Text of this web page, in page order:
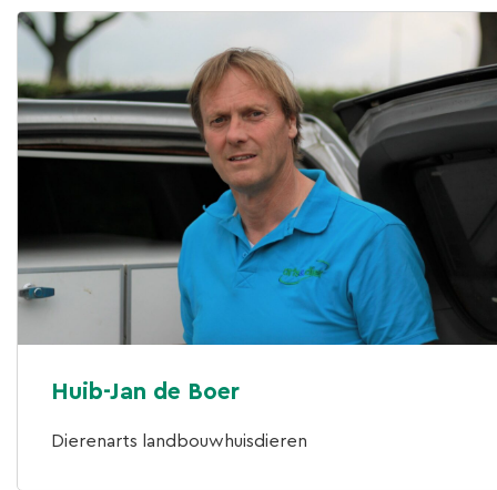
Huib-Jan de Boer
Dierenarts landbouwhuisdieren